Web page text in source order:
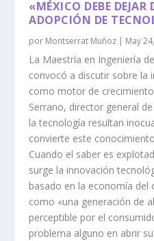
«MÉXICO DEBE DEJAR
ADOPCIÓN DE
por Montserrat Muñoz | May
La Maestría en Ingeniería
convocó a discutir sobre la
como motor de
Serrano, director general
la tecnología resultan
convierte este
Cuando el saber es
surge la innovación
basado en la economía del
como «una generación de
perceptible por el
problema alguno en abrir